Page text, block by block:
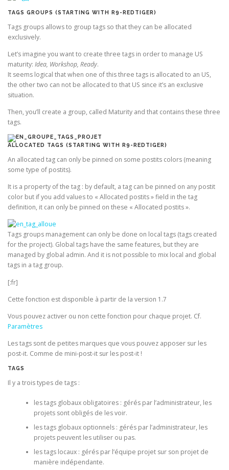
TAGS GROUPS (STARTING WITH R9-REDTIGER)
Tags groups allows to group tags so that they can be allocated
exclusively.
Let’s imagine you want to create three tags in order to manage US
maturity: Idea, Workshop, Ready.
It seems logical that when one of this three tags is allocated to an US,
the other two can not be allocated to that US since it’s an exclusive
situation.
Then, you’ll create a group, called Maturity and that contains these three
tags.
ALLOCATED TAGS (STARTING WITH R9-REDTIGER)
An allocated tag can only be pinned on some postits colors (meaning
some type of postits).
It is a property of the tag : by default, a tag can be pinned on any postit
color but if you add values to « Allocated postits » field in the tag
definition, it can only be pinned on these « Allocated postits ».
Tags groups management can only be done on local tags (tags created
for the project). Global tags have the same features, but they are
managed by global admin. And it is not possible to mix local and global
tags in a tag group.
[:fr]
Cette fonction est disponible à partir de la version 1.7
Vous pouvez activer ou non cette fonction pour chaque projet. Cf.
Paramètres
Les tags sont de petites marques que vous pouvez apposer sur les
post-it. Comme de mini-post-it sur les post-it !
TAGS
Il y a trois types de tags :
les tags globaux obligatoires : gérés par l’administrateur, les
projets sont obligés de les voir.
les tags globaux optionnels : gérés par l’administrateur, les
projets peuvent les utiliser ou pas.
les tags locaux : gérés par l’équipe projet sur son projet de
manière indépendante.